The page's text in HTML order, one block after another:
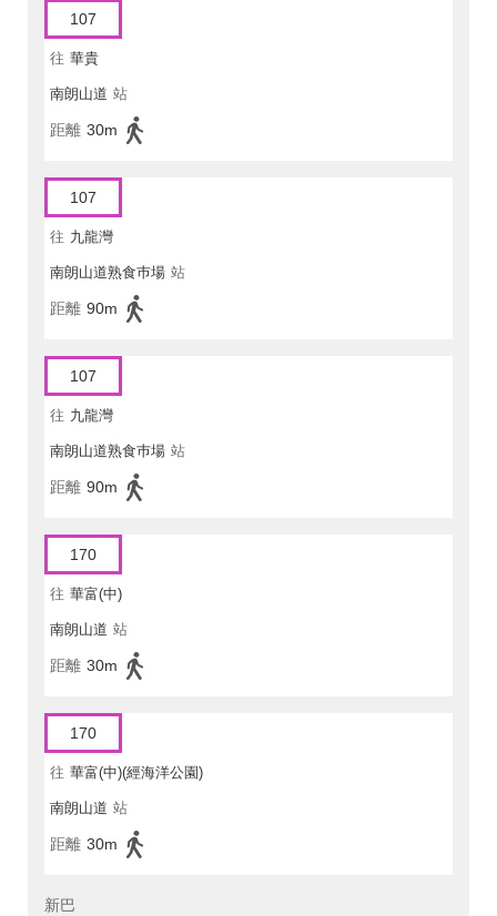
107
往 華貴
南朗山道 站
距離 30m
107
往 九龍灣
南朗山道熟食巿場 站
距離 90m
107
往 九龍灣
南朗山道熟食巿場 站
距離 90m
170
往 華富(中)
南朗山道 站
距離 30m
170
往 華富(中)(經海洋公園)
南朗山道 站
距離 30m
新巴